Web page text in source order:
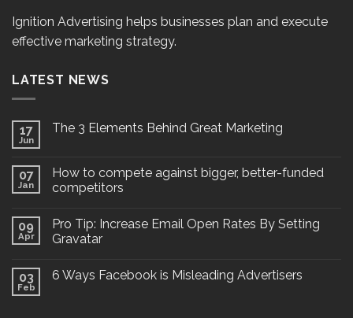
Ignition Advertising helps businesses plan and execute
effective marketing strategy.
LATEST NEWS
17
Jun
The 3 Elements Behind Great Marketing
07
Jan
How to compete against bigger, better-funded
competitors
09
Apr
Pro Tip: Increase Email Open Rates By Setting
Gravatar
03
Feb
6 Ways Facebook is Misleading Advertisers